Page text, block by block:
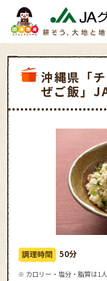
沖縄県「
ぜご飯」
50分
※ カロリー・塩分・脂質は1